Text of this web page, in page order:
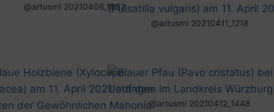
@artusmi 20210406_1932
@artusmi 20210411_1218
@artusmi 20210412_1448